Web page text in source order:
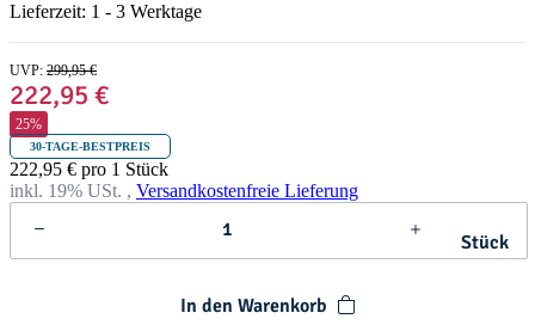
Lieferzeit: 1 - 3 Werktage
UVP: 299,95 €
222,95 €
25%
30-TAGE-BESTPREIS
222,95 € pro 1 Stück
inkl. 19% USt. , Versandkostenfreie Lieferung
Stück
In den Warenkorb